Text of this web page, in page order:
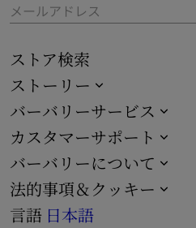
メールアドレス
ストア検索
ストーリー
バーバリーサービス
カスタマーサポート
バーバリーについて
法的事項＆クッキー
言語 日本語